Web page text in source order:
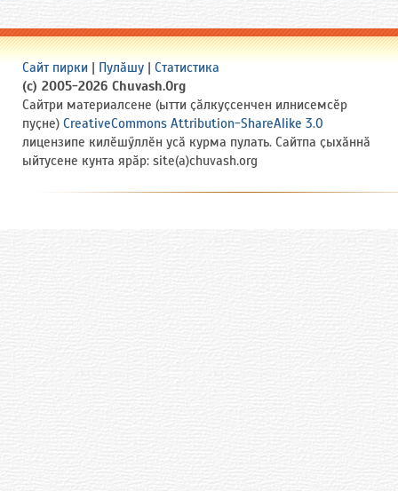
Сайт пирки | Пулӑшу | Статистика
(c) 2005-2026 Chuvash.Org
Сайтри материалсене (ытти ҫӑлкуҫсенчен илнисемсӗр
пуҫне) CreativeCommons Attribution-ShareAlike 3.0
лицензипе килӗшӳллӗн усӑ курма пулать. Сайтпа ҫыхӑннӑ
ыйтусене кунта ярӑр: site(a)chuvash.org